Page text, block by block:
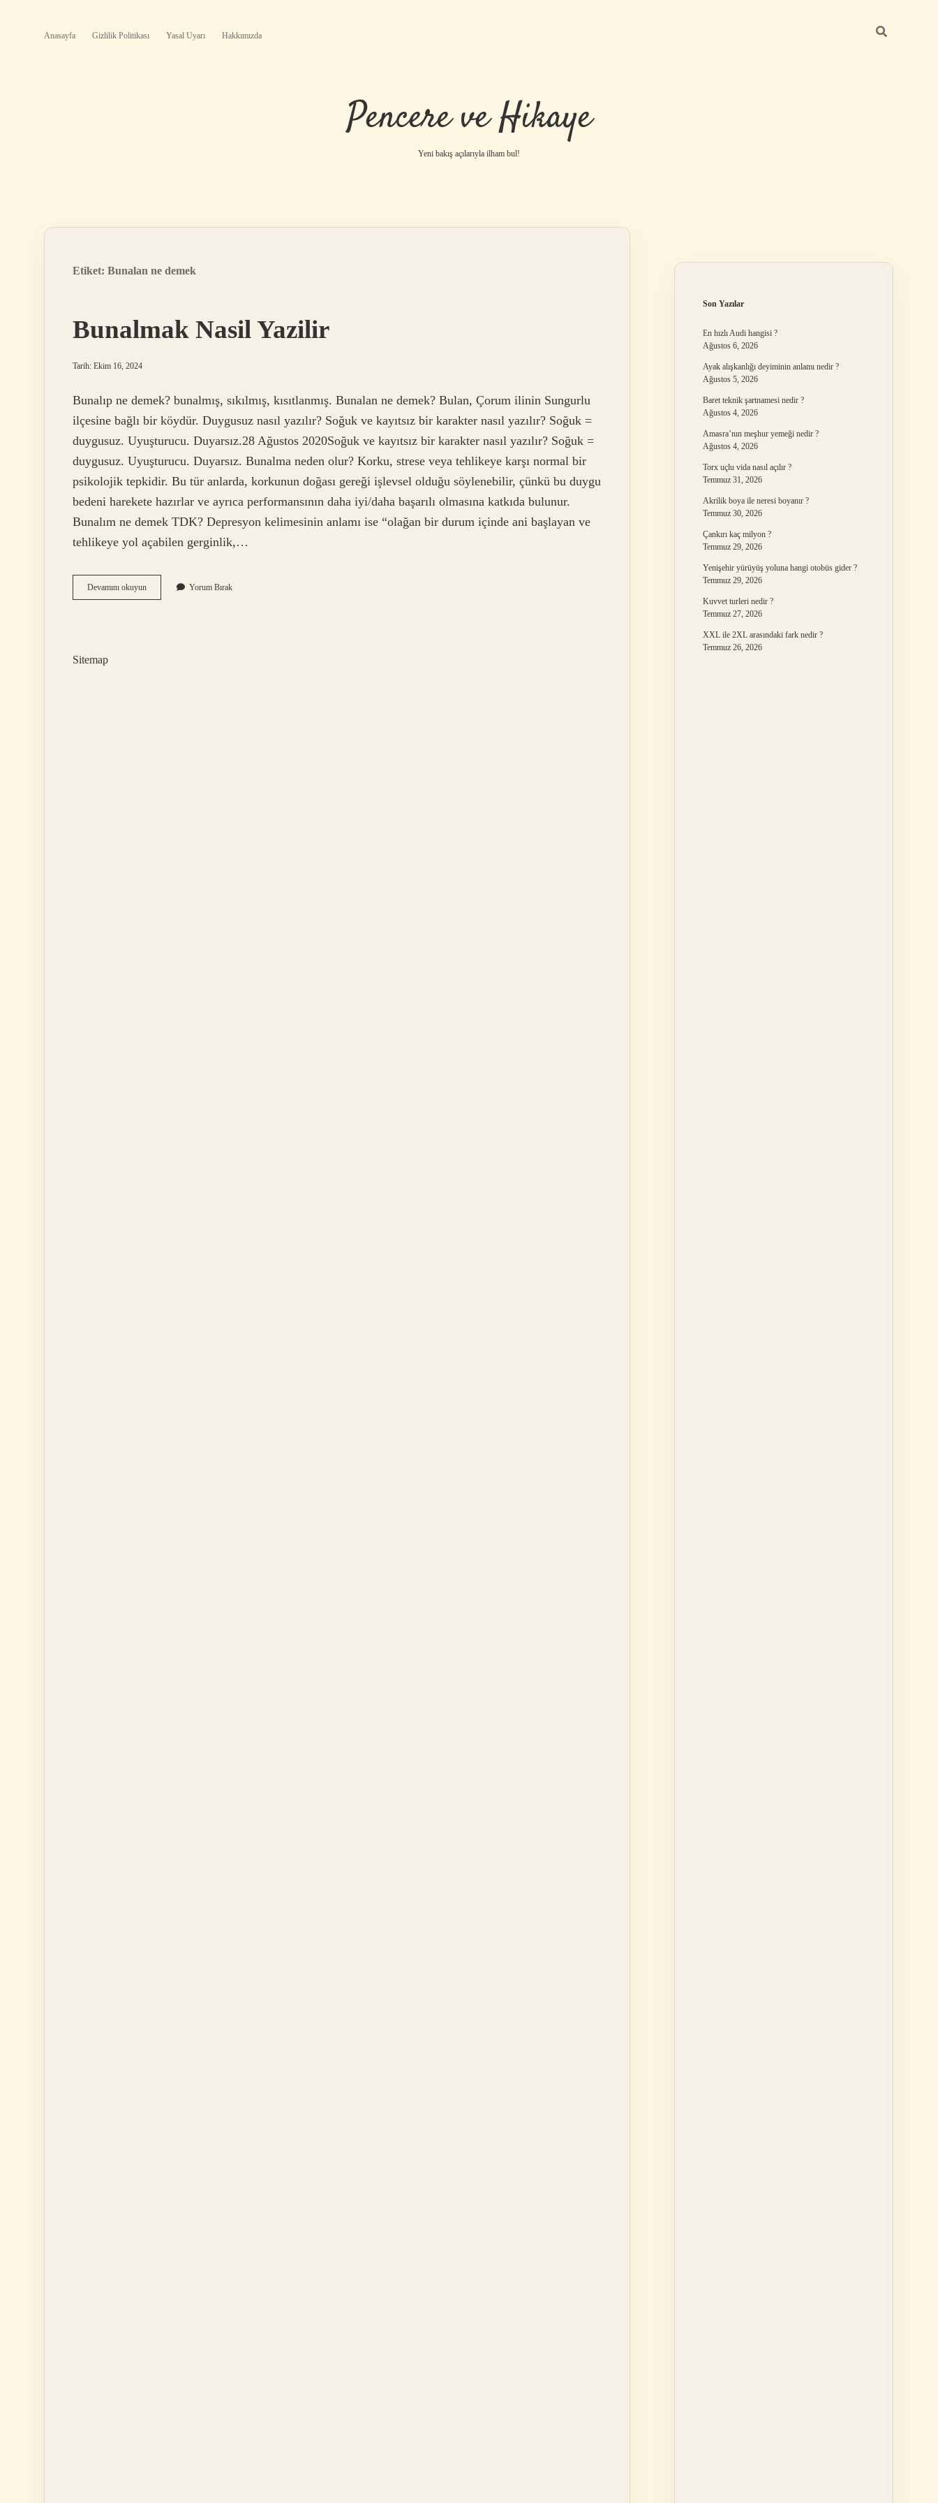
Anasayfa Gizlilik Politikası Yasal Uyarı Hakkımızda
Pencere ve Hikaye
Yeni bakış açılarıyla ilham bul!
Etiket: Bunalan ne demek
Bunalmak Nasil Yazilir
Tarih: Ekim 16, 2024
Bunalıp ne demek? bunalmış, sıkılmış, kısıtlanmış. Bunalan ne demek? Bulan, Çorum ilinin Sungurlu
ilçesine bağlı bir köydür. Duygusuz nasıl yazılır? Soğuk ve kayıtsız bir karakter nasıl yazılır? Soğuk =
duygusuz. Uyuşturucu. Duyarsız.28 Ağustos 2020Soğuk ve kayıtsız bir karakter nasıl yazılır? Soğuk =
duygusuz. Uyuşturucu. Duyarsız. Bunalma neden olur? Korku, strese veya tehlikeye karşı normal bir
psikolojik tepkidir. Bu tür anlarda, korkunun doğası gereği işlevsel olduğu söylenebilir, çünkü bu duygu
bedeni harekete hazırlar ve ayrıca performansının daha iyi/daha başarılı olmasına katkıda bulunur.
Bunalım ne demek TDK? Depresyon kelimesinin anlamı ise “olağan bir durum içinde ani başlayan ve
tehlikeye yol açabilen gerginlik,…
Devamını okuyunBunalmak
Nasil
Yorum Bırak
Sitemap
Son Yazılar
En hızlı Audi hangisi ?
Ağustos 6, 2026
Ayak alışkanlığı deyiminin anlamı nedir ?
Ağustos 5, 2026
Baret teknik şartnamesi nedir ?
Ağustos 4, 2026
Amasra’nın meşhur yemeği nedir ?
Ağustos 4, 2026
Torx uçlu vida nasıl açılır ?
Temmuz 31, 2026
Akrilik boya ile neresi boyanır ?
Temmuz 30, 2026
Çankırı kaç milyon ?
Temmuz 29, 2026
Yenişehir yürüyüş yoluna hangi otobüs gider ?
Temmuz 29, 2026
Kuvvet turleri nedir ?
Temmuz 27, 2026
XXL ile 2XL arasındaki fark nedir ?
Temmuz 26, 2026